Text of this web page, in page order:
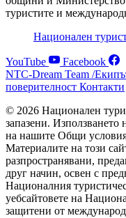
туристите и
Национален
YouTube
Facebook
NTC-Dream Team /
поверителност Контакти
© 2026 Национален
запазени. Използването
на нашите Общи
Материалите на този
разпространявани,
друг начин, освен с
Националния
уебсайтовете на
защитени от